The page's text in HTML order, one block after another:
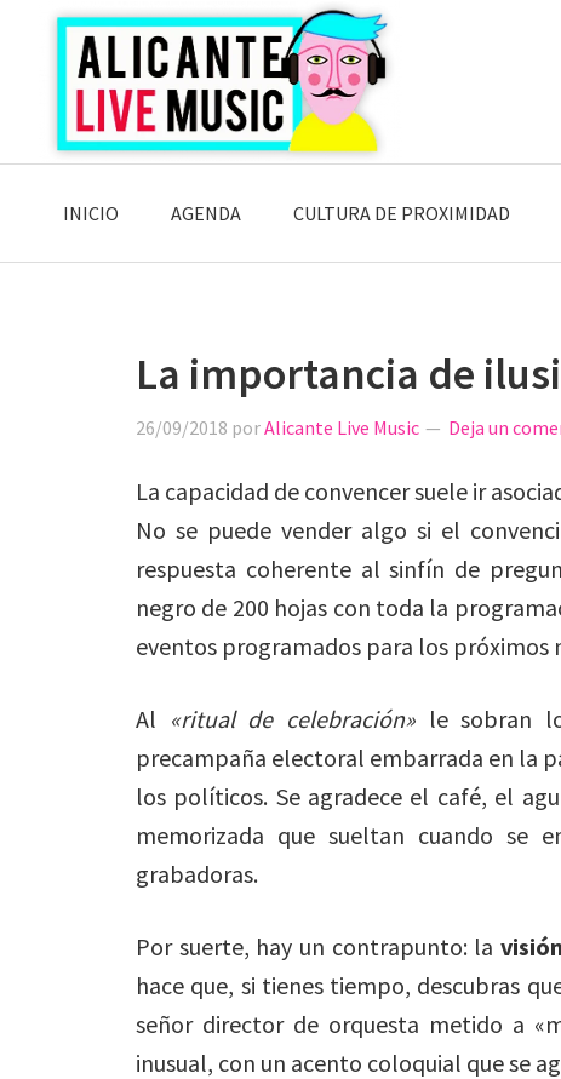
Saltar
navegación
principal
Saltar
contenido
principal
Saltar
lateral
principalINICIO AGENDA CULTURA DE PROXIMIDAD
La importancia de
26/09/2018 porAlicante Live Music Deja un
La capacidad de convencer suele ir
No se puede vender algo si el
respuesta coherente al sinfín de
negro de 200 hojas con toda la
eventos programados para los próximos
Al «ritual de celebración» le sobran
precampaña electoral embarrada en la
los políticos. Se agradece el café, el
memorizada que sueltan cuando se
grabadoras.
Por suerte, hay un contrapunto: la
hace que, si tienes tiempo, descubras
señor director de orquesta metido a
inusual, con un acento coloquial que se